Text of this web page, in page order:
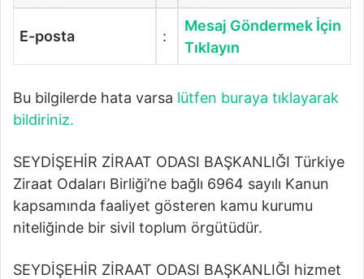
E-posta :
Mesaj Göndermek İçin
Tıklayın
Bu bilgilerde hata varsa lütfen buraya tıklayarak
bildiriniz.
SEYDİŞEHİR ZİRAAT ODASI BAŞKANLIĞI Türkiye
Ziraat Odaları Birliği’ne bağlı 6964 sayılı Kanun
kapsamında faaliyet gösteren kamu kurumu
niteliğinde bir sivil toplum örgütüdür.
SEYDİŞEHİR ZİRAAT ODASI BAŞKANLIĞI hizmet